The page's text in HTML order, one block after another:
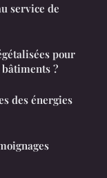
service de
pour
?
des énergies